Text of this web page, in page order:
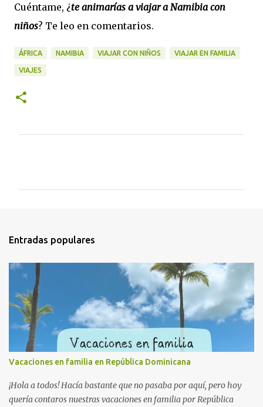
Cuéntame, ¿te animarías a viajar a Namibia con
niños? Te leo en comentarios.
ÁFRICA NAMIBIA VIAJAR CON NIÑOS VIAJAR EN FAMILIA
VIAJES
e
a
i
o
Entradas populares
Vacaciones en familia en República Dominicana
¡Hola a todos! Hacía bastante que no pasaba por aquí, pero hoy
quería contaros nuestras vacaciones en familia por República